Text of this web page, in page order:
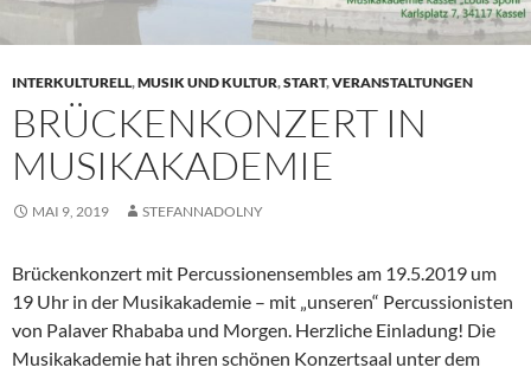
INTERKULTURELL,MUSIK UND KULTUR,START,VERANSTALTUNGEN
BRÜCKENKONZERT IN
MUSIKAKADEMIE
MAI 9, 2019 STEFANNADOLNY
Brückenkonzert mit Percussionensembles am 19.5.2019 um
19 Uhr in der Musikakademie – mit „unseren“ Percussionisten
von Palaver Rhababa und Morgen. Herzliche Einladung! Die
Musikakademie hat ihren schönen Konzertsaal unter dem